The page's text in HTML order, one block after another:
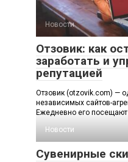
Новости
Отзовик: как
заработать и
репутацией
Отзовик (otzovik.com) —
независимых сайтов-
Ежедневно его посещают
Новости
Сувенирные